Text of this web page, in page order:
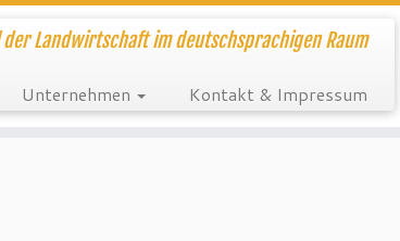
der Landwirtschaft im deutschsprachigen Raum
Unternehmen Kontakt & Impressum